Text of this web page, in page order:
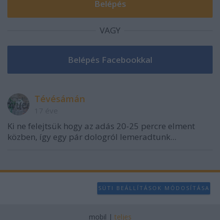
VAGY
Tévésámán
Ki ne felejtsük hogy az adás 20-25 percre elment
közben, így egy pár dologról lemeradtunk...
SÜTI BEÁLLÍTÁSOK MÓDOSÍTÁSA
mobil | teljes